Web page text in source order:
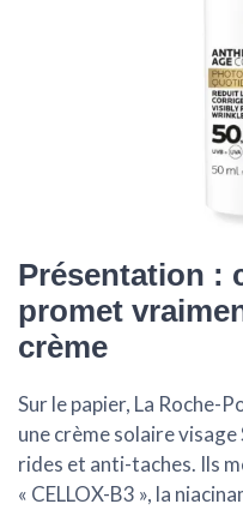
Présentation :
promet
crème
Sur le papier, La Roche-
une crème solaire
rides et anti-taches. Ils
« CELLOX-B3 », la